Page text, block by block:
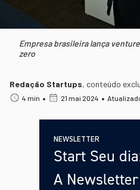
Empresa brasileira lança
zero
Redação Startups, conteúdo
4 min • 21 mai 2024 •
NEWSLETTER
Start Seu
A Newsletter